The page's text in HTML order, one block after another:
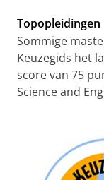
Topopleidingen
Sommige
Keuzegids het
score van 75
Science and